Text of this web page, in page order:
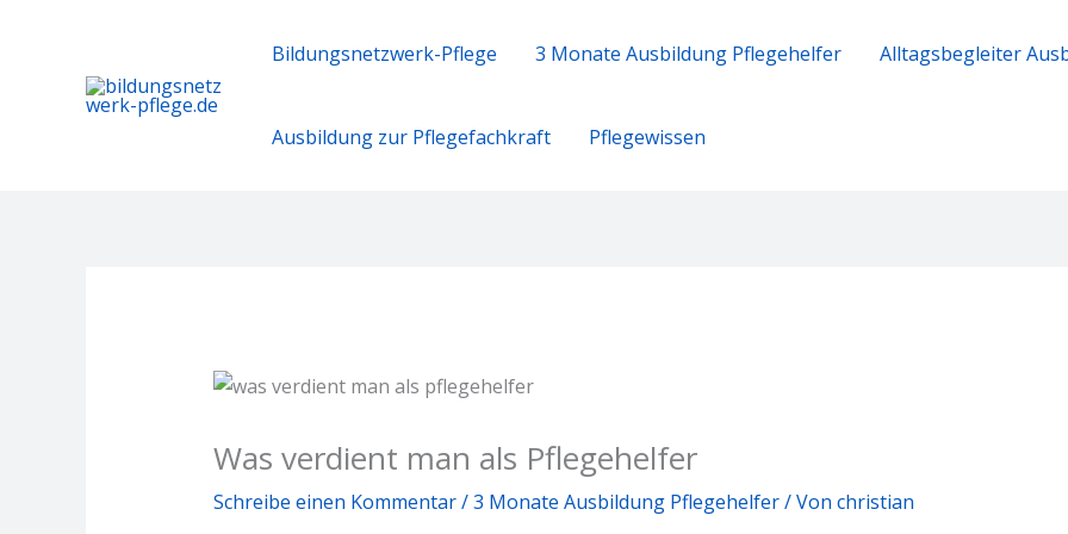
Bildungsnetzwerk-Pflege 3 Monate Ausbildung Pflegehelfer Alltagsbegleiter
Ausbildung zur Pflegefachkraft​ Pflegewissen
Was verdient man als Pflegehelfer​
Schreibe einen Kommentar/3 Monate Ausbildung Pflegehelfer/ Von christian